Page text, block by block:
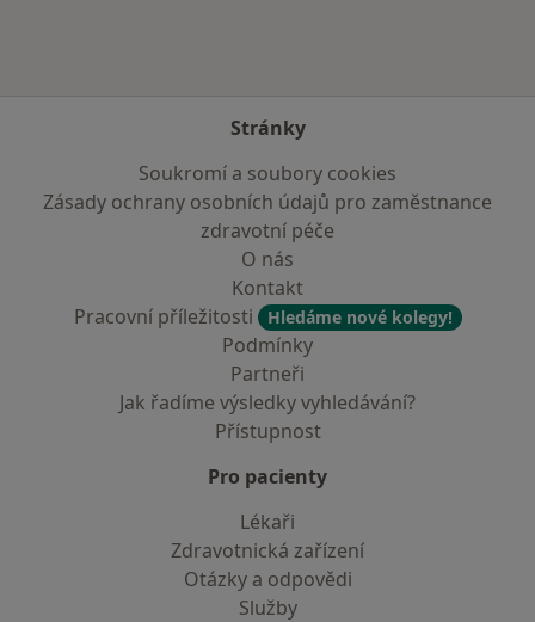
Stránky
Soukromí a soubory cookies
Zásady ochrany osobních údajů pro zaměstnance
zdravotní péče
O nás
Kontakt
Pracovní příležitosti
Hledáme nové kolegy!
Podmínky
Partneři
Jak řadíme výsledky vyhledávání?
Přístupnost
Pro pacienty
Lékaři
Zdravotnická zařízení
Otázky a odpovědi
Služby